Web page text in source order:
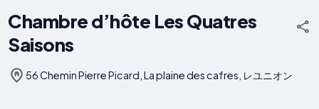
Chambre d’hôte Les Quatres
Saisons
56 Chemin Pierre Picard, La plaine des cafres, レユニオン